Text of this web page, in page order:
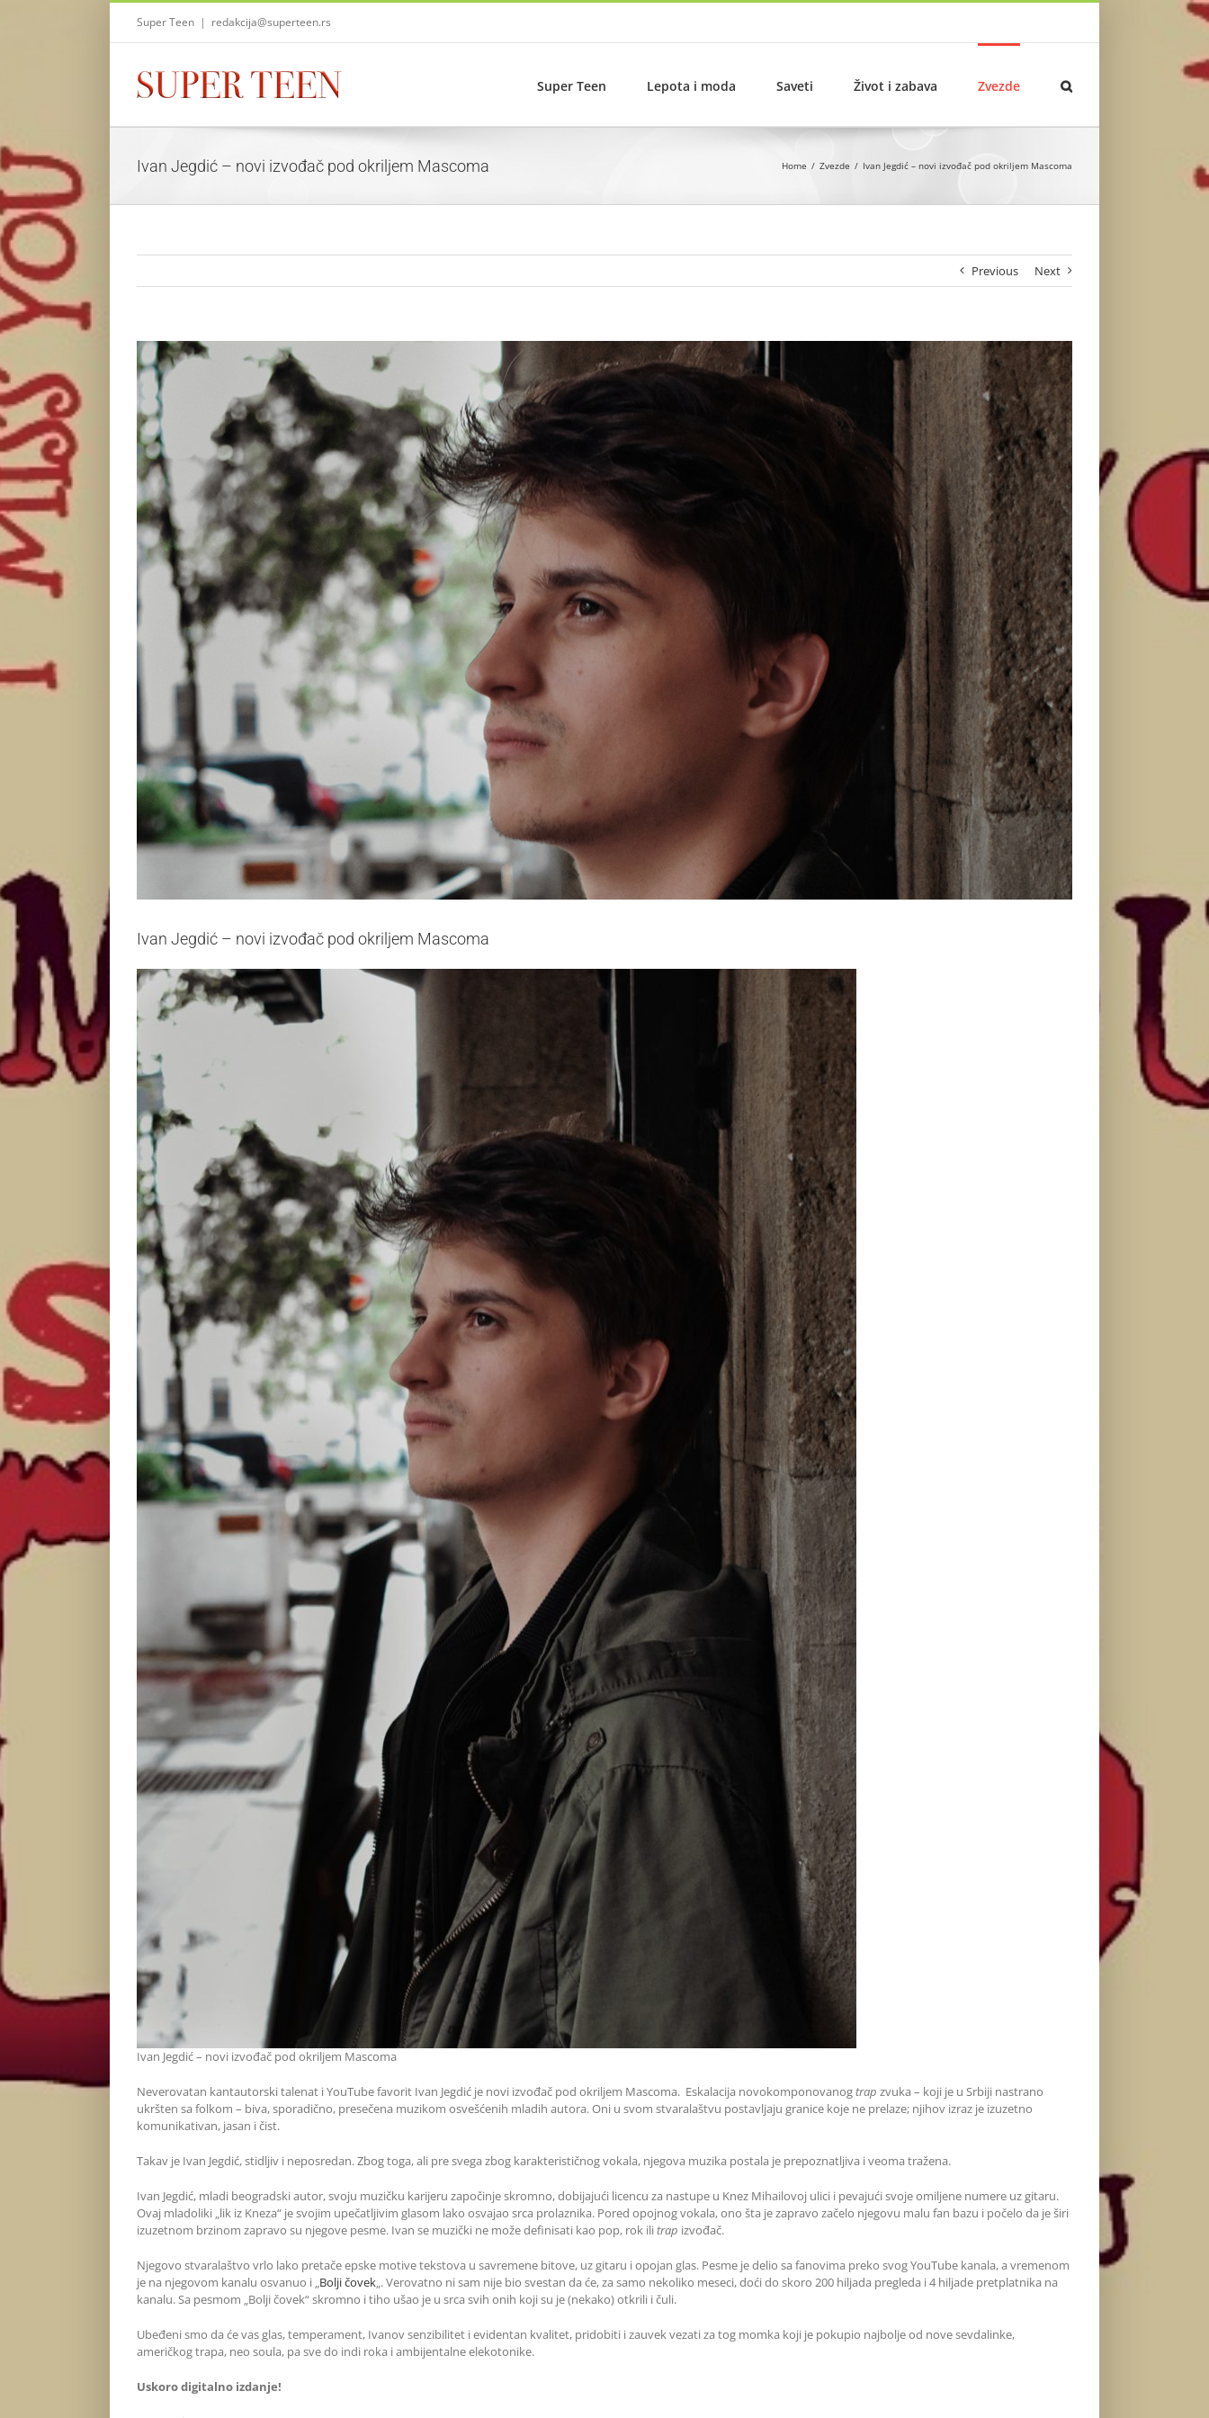
Super Teen | redakcija@superteen.rs
Super Teen Lepota i moda Saveti Život i zabava Zvezde
Ivan Jegdić – novi izvođač pod okriljem Mascoma Home Zvezde Ivan Jegdić – novi izvođač pod okriljem Mascoma
Previous Next
View
Larger
Image
Ivan Jegdić – novi izvođač pod okriljem Mascoma
Ivan Jegdić – novi izvođač pod okriljem Mascoma
Neverovatan kantautorski talenat i YouTube favorit Ivan Jegdić je novi izvođač pod okriljem Mascoma. Eskalacija novokomponovanogtrap zvuka – koji je u Srbiji nastrano
ukršten sa folkom – biva, sporadično, presečena muzikom osvešćenih mladih autora. Oni u svom stvaralaštvu postavljaju granice koje ne prelaze; njihov izraz je izuzetno
komunikativan, jasan i čist.
Takav je Ivan Jegdić, stidljiv i neposredan. Zbog toga, ali pre svega zbog karakterističnog vokala, njegova muzika postala je prepoznatljiva i veoma tražena.
Ivan Jegdić, mladi beogradski autor, svoju muzičku karijeru započinje skromno, dobijajući licencu za nastupe u Knez Mihailovoj ulici i pevajući svoje omiljene numere uz gitaru.
Ovaj mladoliki „lik iz Kneza“ je svojim upečatljivim glasom lako osvajao srca prolaznika. Pored opojnog vokala, ono šta je zapravo začelo njegovu malu fan bazu i počelo da je širi
izuzetnom brzinom zapravo su njegove pesme. Ivan se muzički ne može definisati kao pop, rok ilitrap izvođač.
Njegovo stvaralaštvo vrlo lako pretače epske motive tekstova u savremene bitove, uz gitaru i opojan glas. Pesme je delio sa fanovima preko svog YouTube kanala, a vremenom
je na njegovom kanalu osvanuo i „Bolji čovek„. Verovatno ni sam nije bio svestan da će, za samo nekoliko meseci, doći do skoro 200 hiljada pregleda i 4 hiljade pretplatnika na
kanalu. Sa pesmom „Bolji čovek“ skromno i tiho ušao je u srca svih onih koji su je (nekako) otkrili i čuli.
Ubeđeni smo da će vas glas, temperament, Ivanov senzibilitet i evidentan kvalitet, pridobiti i zauvek vezati za tog momka koji je pokupio najbolje od nove sevdalinke,
američkog trapa, neo soula, pa sve do indi roka i ambijentalne elekotonike.
Uskoro digitalno izdanje!